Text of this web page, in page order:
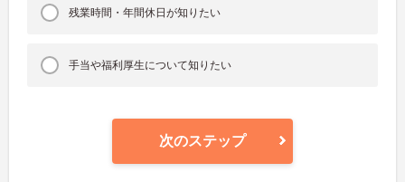
残業時間・年間休日が知りたい
手当や福利厚生について知りたい
次のステップ